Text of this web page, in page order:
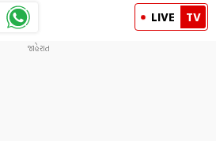
LIVE TV